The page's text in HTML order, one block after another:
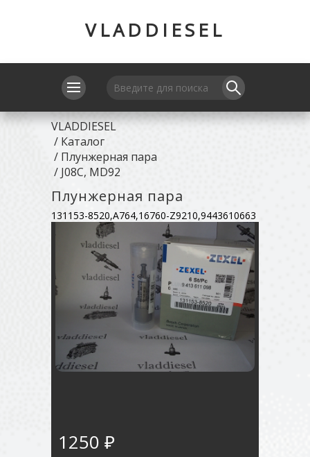
VLADDIESEL
VLADDIESEL
/ Каталог
/ Плунжерная пара
/ J08C, MD92
Плунжерная пара
131153-8520,A764,16760-Z9210,9443610663
1250 ₽